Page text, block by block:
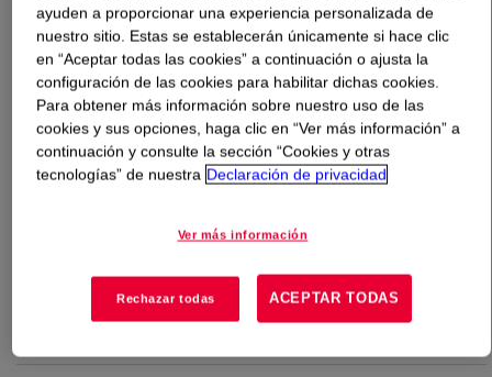
Qué esBYNEL™ 4104 Adhesive Resin?
Anhydride-modified, linear low-density polyethylene
(LLDPE) resin. Available in pellet form for use in
conventional extrusion and coextrusion equipment
Tie layer for adhesion to a variety of materials including EVOH,
ayuden a proporcionar una experiencia personalizada de
nuestro sitio. Estas se establecerán únicamente si hace clic
en “Aceptar todas las cookies” a continuación o ajusta la
configuración de las cookies para habilitar dichas cookies.
Para obtener más información sobre nuestro uso de las
cookies y sus opciones, haga clic en “Ver más información” a
continuación y consulte la sección “Cookies y otras
tecnologías” de nuestra Declaración de privacidad
Ver más información
Rechazar todas ACEPTAR TODAS